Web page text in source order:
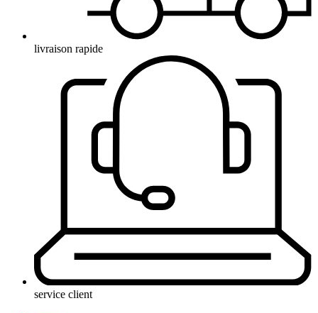
livraison rapide
service client